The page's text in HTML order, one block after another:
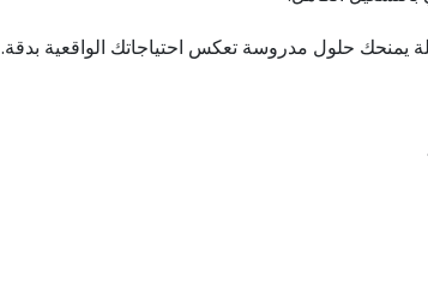
يمنحك حلول مدروسة تعكس احتياجاتك الواقعية بدقة.